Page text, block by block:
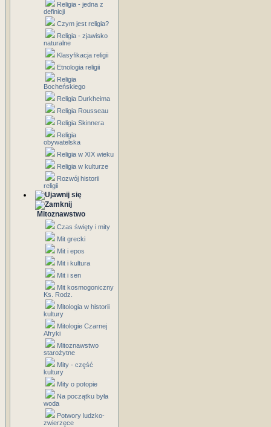
Religia - jedna z
definicji
Czym jest religia?
Religia - zjawisko
naturalne
Klasyfikacja religii
Etnologia religii
Religia
Bocheńskiego
Religia Durkheima
Religia Rousseau
Religia Skinnera
Religia
obywatelska
Religia w XIX wieku
Religia w kulturze
Rozwój historii
religii
Mitoznawstwo
Czas święty i mity
Mit grecki
Mit i epos
Mit i kultura
Mit i sen
Mit kosmogoniczny
Ks. Rodz.
Mitologia w historii
kultury
Mitologie Czarnej
Afryki
Mitoznawstwo
starożytne
Mity - część
kultury
Mity o potopie
Na początku była
woda
Potwory ludzko-
zwierzęce